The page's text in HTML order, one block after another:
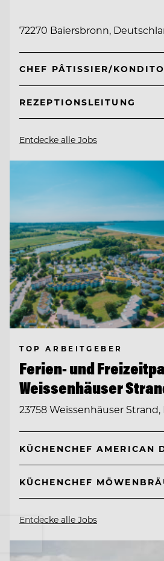
72270 Baiersbronn,
CHEF PÂTISSIER/
REZEPTIONSLEITUNG
Entdecke alle Jobs
TOP ARBEITGEBER
Ferien- und
Weissenhäuser
23758 Weissenhäuser
KÜCHENCHEF AMERICAN
KÜCHENCHEF
Entdecke alle Jobs